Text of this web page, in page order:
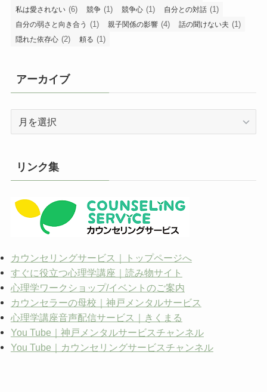
私は愛されない (6) 競争 (1) 競争心 (1) 自分との対話 (1)
自分の弱さと向き合う (1) 親子関係の影響 (4) 話の聞けない夫 (1)
隠れた依存心 (2) 頼る (1)
アーカイブ
イ
リンク集
カウンセリングサービス｜トップページへ
すぐに役立つ心理学講座｜読み物サイト
心理学ワークショップ/イベントのご案内
カウンセラーの母校｜神戸メンタルサービス
心理学講座音声配信サービス｜きくまる
You Tube｜神戸メンタルサービスチャンネル
You Tube｜カウンセリングサービスチャンネル